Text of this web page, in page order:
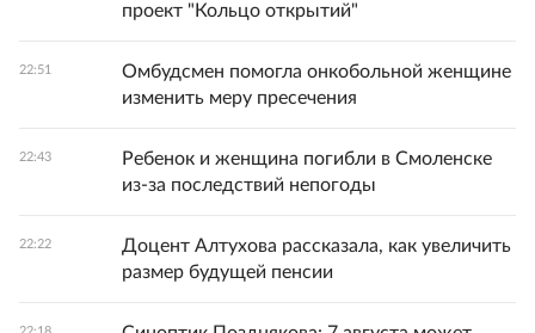
проект "Кольцо открытий"
22:51
Омбудсмен помогла онкобольной женщине
изменить меру пресечения
22:43
Ребенок и женщина погибли в Смоленске
из-за последствий непогоды
22:22
Доцент Алтухова рассказала, как увеличить
размер будущей пенсии